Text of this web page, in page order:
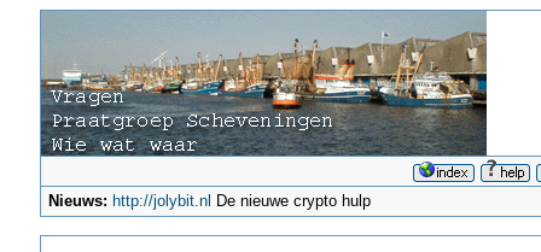
Nieuws: http://jolybit.nl De nieuwe crypto hulp